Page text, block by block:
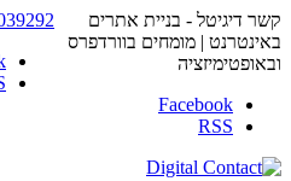
קשר דיגיטל - בניית אתרים
באינטרנט | מומחים בוורדפרס
ובאופטימיזציה